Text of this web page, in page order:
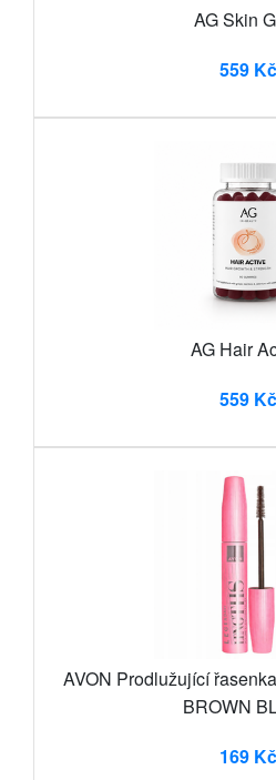
AG Skin
559 Kč
AG Hair
559 Kč
AVON Prodlužující
BROWN
169 Kč